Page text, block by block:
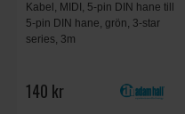
Kabel, MIDI, 5-pin DIN hane till
5-pin DIN hane, grön, 3-star
series, 3m
140 kr